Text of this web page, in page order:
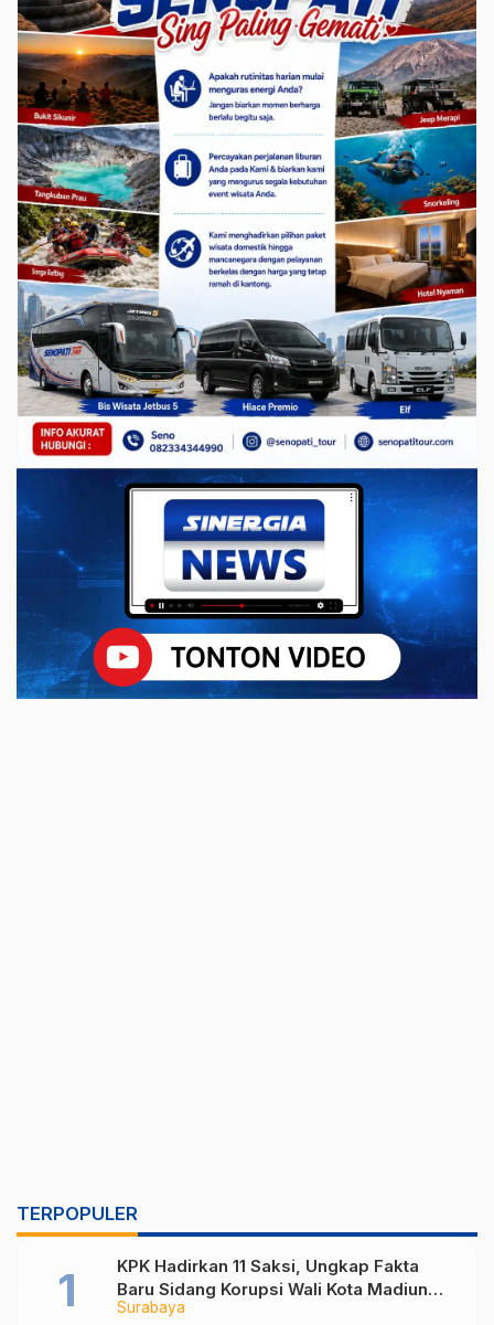
TERPOPULER
Surabaya
KPK Hadirkan 11 Saksi, Ungkap Fakta
Baru Sidang Korupsi Wali Kota Madiun
Nonaktif Maidi